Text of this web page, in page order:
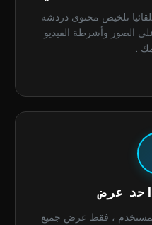
تلخيص محتوى دردشة
الصور وأشرطة الفيديو
.
عرض
، فقط عرض جميع